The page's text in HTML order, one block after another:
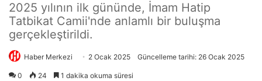
2025 yılının ilk gününde, İmam Hatip
Tatbikat Camii'nde anlamlı bir buluşma
gerçekleştirildi.
Haber Merkezi 2 Ocak 2025 Güncelleme tarihi: 26 Ocak 2025
0 24 1 dakika okuma süresi